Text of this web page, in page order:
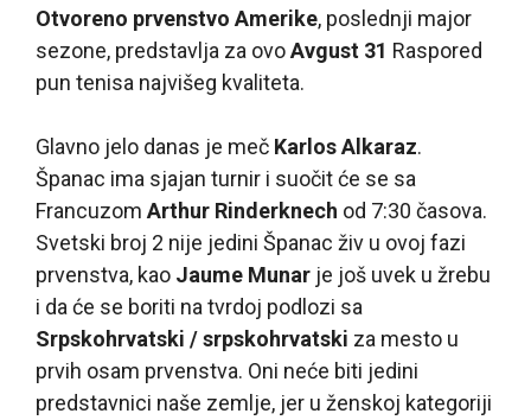
Otvoreno prvenstvo Amerike, poslednji major
sezone, predstavlja za ovoAvgust 31 Raspored
pun tenisa najvišeg kvaliteta.
Glavno jelo danas je meč Karlos Alkaraz.
Španac ima sjajan turnir i suočit će se sa
Francuzom Arthur Rinderknech od 7:30 časova.
Svetski broj 2 nije jedini Španac živ u ovoj fazi
prvenstva, kao Jaume Munar je još uvek u žrebu
i da će se boriti na tvrdoj podlozi sa
Srpskohrvatski / srpskohrvatski za mesto u
prvih osam prvenstva. Oni neće biti jedini
predstavnici naše zemlje, jer u ženskoj kategoriji